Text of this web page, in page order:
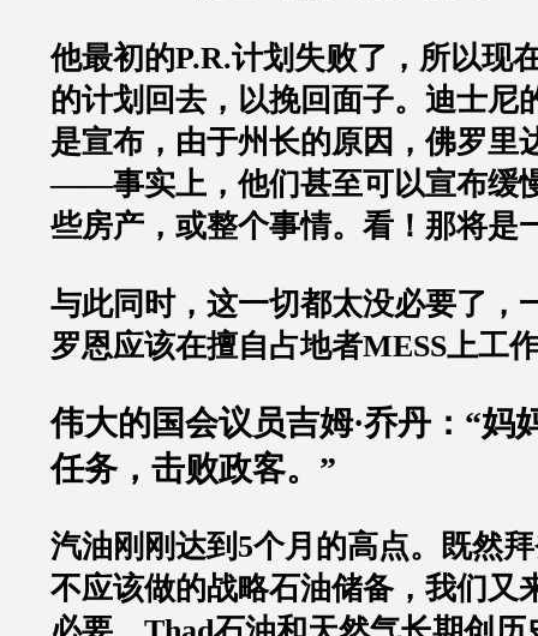
他最初的P.R.计划失败了，所以现
的计划回去，以挽回面子。迪士尼
是宣布，由于州长的原因，佛罗里
——事实上，他们甚至可以宣布缓
些房产，或整个事情。看！那将是
与此同时，这一切都太没必要了，
罗恩应该在擅自占地者MESS上工
伟大的国会议员吉姆·乔丹： “妈
任务，击败政客。 ”
汽油刚刚达到 5个月的高点。既然
不应该做的战略石油储备，我们又